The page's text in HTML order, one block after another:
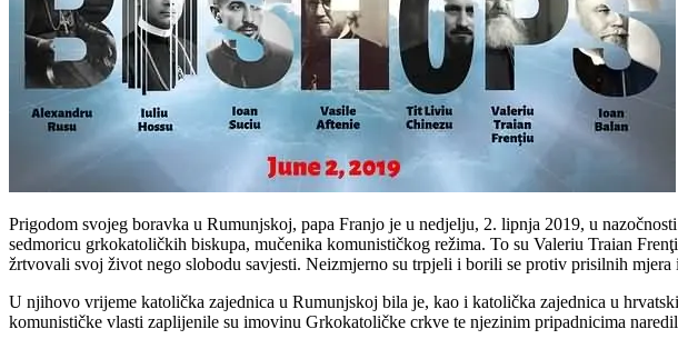
Prigodom svojeg boravka u Rumunjskoj, papa Franjo je u nedjelju, 2. lipnja 2019, u
sedmoricu grkokatoličkih biskupa, mučenika komunističkog režima. To su Valeriu Traian
žrtvovali svoj život nego slobodu savjesti. Neizmjerno su trpjeli i borili se protiv prisilnih
U njihovo vrijeme katolička zajednica u Rumunjskoj bila je, kao i katolička zajednica u
komunističke vlasti zaplijenile su imovinu Grkokatoličke crkve te njezinim pripadnicima